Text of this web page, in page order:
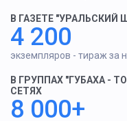
В ГАЗЕТЕ "УРАЛЬСКИЙ
4 200
экземпляров - тираж за
В ГРУППАХ "ГУБАХА -
СЕТЯХ
8 000+